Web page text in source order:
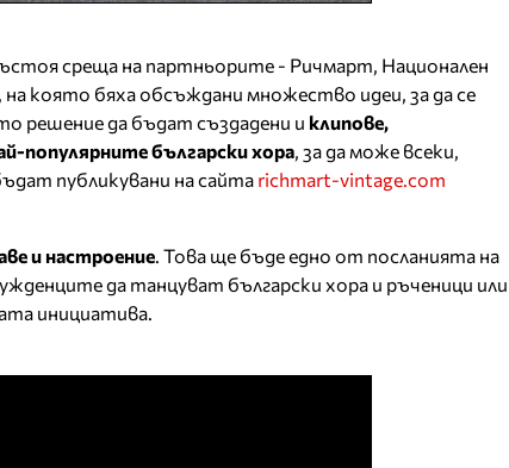
среща на партньорите - Ричмарт, Национален
която бяха обсъждани множество идеи, за да се
решение да бъдат създадени и клипове,
популярните български хора, за да може всеки,
публикувани на сайта richmart-vintage.com
и настроение. Това ще бъде едно от посланията на
да танцуват български хора и ръченици или
инициатива.